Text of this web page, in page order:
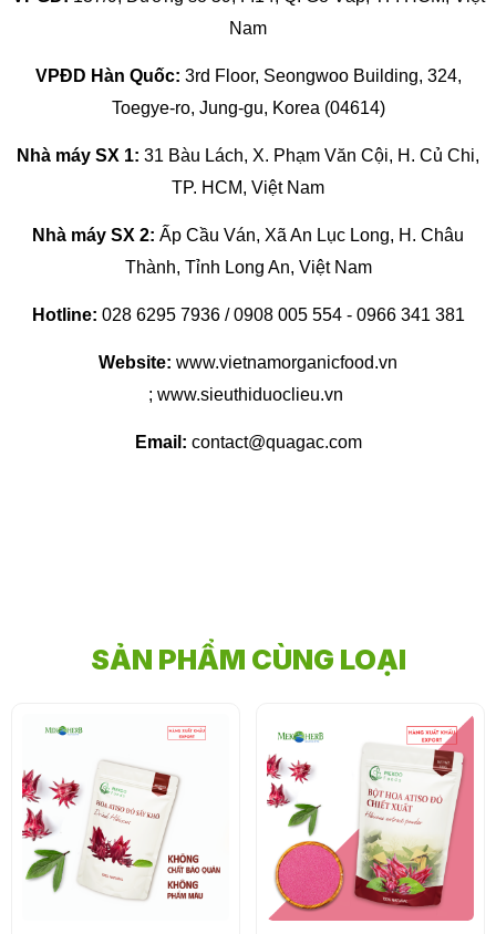
Nam
VPĐD Hàn Quốc: 3rd Floor, Seongwoo Building, 324,
Toegye-ro, Jung-gu, Korea (04614)
Nhà máy SX 1: 31 Bàu Lách, X. Phạm Văn Cội, H. Củ Chi,
TP. HCM, Việt Nam
Nhà máy SX 2: Ấp Cầu Ván, Xã An Lục Long, H. Châu
Thành, Tỉnh Long An, Việt Nam
Hotline: 028 6295 7936 / 0908 005 554 - 0966 341 381
Website: www.vietnamorganicfood.vn
; www.sieuthiduoclieu.vn
Email: contact@quagac.com
SẢN PHẨM CÙNG LOẠI